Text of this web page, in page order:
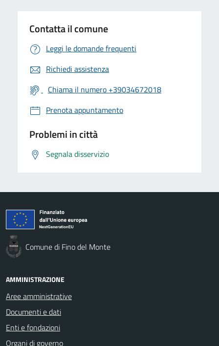
Contatta il comune
Leggi le domande frequenti
Richiedi assistenza
Chiama il numero +39034672018
Prenota appuntamento
Problemi in città
Segnala disservizio
Comune di Fino del Monte
AMMINISTRAZIONE
Aree amministrative
Documenti e dati
Enti e fondazioni
Organi di governo